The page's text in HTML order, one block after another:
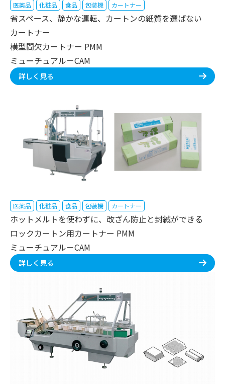
医薬品 化粧品 食品 包装機 カートナー
省スペース、静かな運転、カートンの紙質を選ばない
カートナー
横型間欠カートナー PMM
ミューチュアル－CAM
詳しく見る
医薬品 化粧品 食品 包装機 カートナー
ホットメルトを使わずに、改ざん防止と封緘ができる
ロックカートン用カートナー PMM
ミューチュアル－CAM
詳しく見る